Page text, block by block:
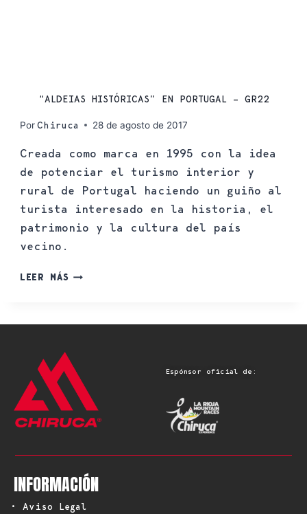
“ALDEIAS HISTÓRICAS” EN PORTUGAL – GR22
PorChiruca 28 de agosto de 2017
Creada como marca en 1995 con la idea
de potenciar el turismo interior y
rural de Portugal haciendo un guiño al
turista interesado en la historia, el
patrimonio y la cultura del país
vecino.
LEER MÁS
Espónsor oficial de:
INFORMACIÓN
• Aviso Legal